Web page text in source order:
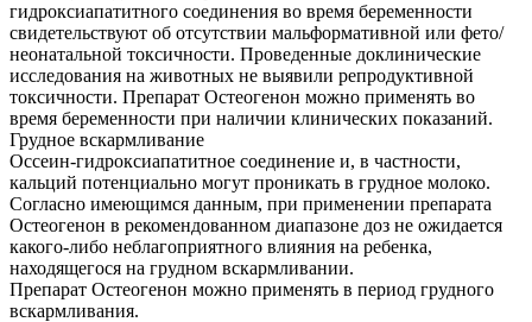
гидроксиапатитного соединения во время беременности
свидетельствуют об отсутствии мальформативной или фето/
неонатальной токсичности. Проведенные доклинические
исследования на животных не выявили репродуктивной
токсичности. Препарат Остеогенон можно применять во
время беременности при наличии клинических показаний.
Грудное вскармливание
Оссеин-гидроксиапатитное соединение и, в частности,
кальций потенциально могут проникать в грудное молоко.
Согласно имеющимся данным, при применении препарата
Остеогенон в рекомендованном диапазоне доз не ожидается
какого-либо неблагоприятного влияния на ребенка,
находящегося на грудном вскармливании.
Препарат Остеогенон можно применять в период грудного
вскармливания.